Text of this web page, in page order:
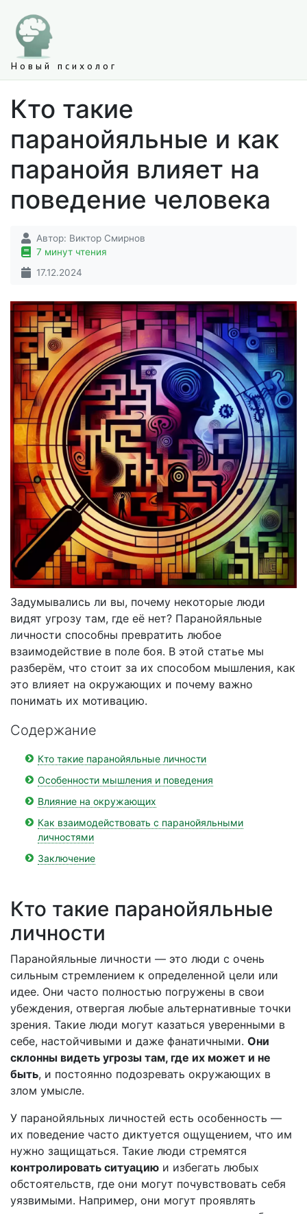
Новый психолог
Кто такие
паранойяльные и как
паранойя влияет на
поведение человека
Автор: Виктор Смирнов
7 минут чтения
17.12.2024
Задумывались ли вы, почему некоторые люди
видят угрозу там, где её нет? Паранойяльные
личности способны превратить любое
взаимодействие в поле боя. В этой статье мы
разберём, что стоит за их способом мышления, как
это влияет на окружающих и почему важно
понимать их мотивацию.
Содержание
Кто такие паранойяльные личности
Особенности мышления и поведения
Влияние на окружающих
Как взаимодействовать с паранойяльными
личностями
Заключение
Кто такие паранойяльные
личности
Паранойяльные личности — это люди с очень
сильным стремлением к определенной цели или
идее. Они часто полностью погружены в свои
убеждения, отвергая любые альтернативные точки
зрения. Такие люди могут казаться уверенными в
себе, настойчивыми и даже фанатичными. Они
склонны видеть угрозы там, где их может и не
быть, и постоянно подозревать окружающих в
злом умысле.
У паранойяльных личностей есть особенность —
их поведение часто диктуется ощущением, что им
нужно защищаться. Такие люди стремятся
контролировать ситуацию и избегать любых
обстоятельств, где они могут почувствовать себя
уязвимыми. Например, они могут проявлять